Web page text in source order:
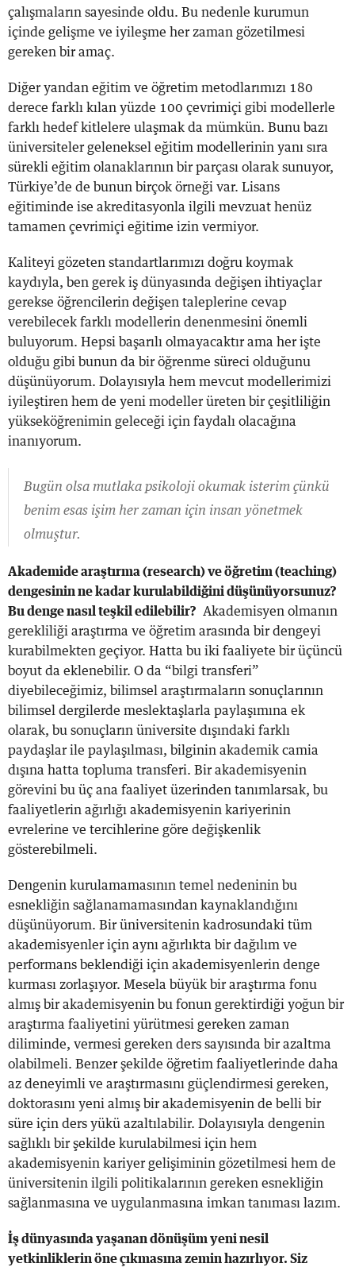
çalışmaların sayesinde oldu. Bu nedenle kurumun
içinde gelişme ve iyileşme her zaman gözetilmesi
gereken bir amaç.
Diğer yandan eğitim ve öğretim metodlarımızı 180
derece farklı kılan yüzde 100 çevrimiçi gibi modellerle
farklı hedef kitlelere ulaşmak da mümkün. Bunu bazı
üniversiteler geleneksel eğitim modellerinin yanı sıra
sürekli eğitim olanaklarının bir parçası olarak sunuyor,
Türkiye’de de bunun birçok örneği var. Lisans
eğitiminde ise akreditasyonla ilgili mevzuat henüz
tamamen çevrimiçi eğitime izin vermiyor.
Kaliteyi gözeten standartlarımızı doğru koymak
kaydıyla, ben gerek iş dünyasında değişen ihtiyaçlar
gerekse öğrencilerin değişen taleplerine cevap
verebilecek farklı modellerin denenmesini önemli
buluyorum. Hepsi başarılı olmayacaktır ama her işte
olduğu gibi bunun da bir öğrenme süreci olduğunu
düşünüyorum. Dolayısıyla hem mevcut modellerimizi
iyileştiren hem de yeni modeller üreten bir çeşitliliğin
yükseköğrenimin geleceği için faydalı olacağına
inanıyorum.
Bugün olsa mutlaka psikoloji okumak isterim çünkü
benim esas işim her zaman için insan yönetmek
olmuştur.
Akademide araştırma (research) ve öğretim (teaching)
dengesinin ne kadar kurulabildiğini düşünüyorsunuz?
Bu denge nasıl teşkil edilebilir? Akademisyen olmanın
gerekliliği araştırma ve öğretim arasında bir dengeyi
kurabilmekten geçiyor. Hatta bu iki faaliyete bir üçüncü
boyut da eklenebilir. O da “bilgi transferi”
diyebileceğimiz, bilimsel araştırmaların sonuçlarının
bilimsel dergilerde meslektaşlarla paylaşımına ek
olarak, bu sonuçların üniversite dışındaki farklı
paydaşlar ile paylaşılması, bilginin akademik camia
dışına hatta topluma transferi. Bir akademisyenin
görevini bu üç ana faaliyet üzerinden tanımlarsak, bu
faaliyetlerin ağırlığı akademisyenin kariyerinin
evrelerine ve tercihlerine göre değişkenlik
gösterebilmeli.
Dengenin kurulamamasının temel nedeninin bu
esnekliğin sağlanamamasından kaynaklandığını
düşünüyorum. Bir üniversitenin kadrosundaki tüm
akademisyenler için aynı ağırlıkta bir dağılım ve
performans beklendiği için akademisyenlerin denge
kurması zorlaşıyor. Mesela büyük bir araştırma fonu
almış bir akademisyenin bu fonun gerektirdiği yoğun bir
araştırma faaliyetini yürütmesi gereken zaman
diliminde, vermesi gereken ders sayısında bir azaltma
olabilmeli. Benzer şekilde öğretim faaliyetlerinde daha
az deneyimli ve araştırmasını güçlendirmesi gereken,
doktorasını yeni almış bir akademisyenin de belli bir
süre için ders yükü azaltılabilir. Dolayısıyla dengenin
sağlıklı bir şekilde kurulabilmesi için hem
akademisyenin kariyer gelişiminin gözetilmesi hem de
üniversitenin ilgili politikalarının gereken esnekliğin
sağlanmasına ve uygulanmasına imkan tanıması lazım.
İş dünyasında yaşanan dönüşüm yeni nesil
yetkinliklerin öne çıkmasına zemin hazırlıyor. Siz